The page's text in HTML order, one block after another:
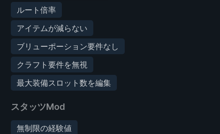
ルート倍率
アイテムが減らない
ブリューポーション要件なし
クラフト要件を無視
最大装備スロット数を編集
スタッツMod
無制限の経験値